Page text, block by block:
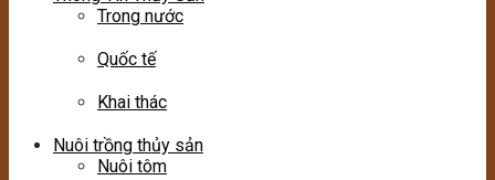
Trong nước
Quốc tế
Khai thác
Nuôi trồng thủy sản
Nuôi tôm